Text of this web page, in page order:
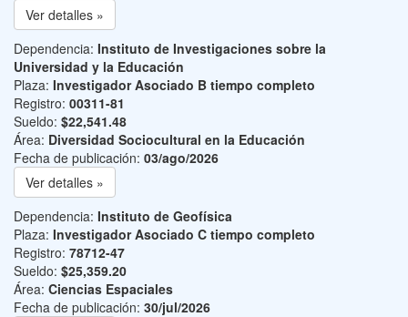
Ver detalles »
Dependencia: Instituto de Investigaciones sobre la
Universidad y la Educación
Plaza: Investigador Asociado B tiempo completo
Registro: 00311-81
Sueldo: $22,541.48
Área: Diversidad Sociocultural en la Educación
Fecha de publicación: 03/ago/2026
Ver detalles »
Dependencia: Instituto de Geofísica
Plaza: Investigador Asociado C tiempo completo
Registro: 78712-47
Sueldo: $25,359.20
Área: Ciencias Espaciales
Fecha de publicación: 30/jul/2026